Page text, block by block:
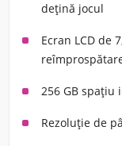
dețină jocul
Ecran LCD de
256 GB spațiu
Rezoluție de